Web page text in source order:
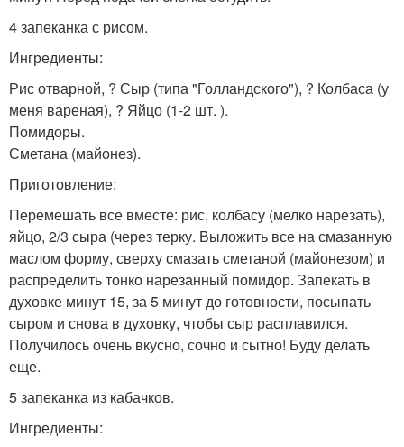
4 запеканка с рисом.
Ингредиенты:
Рис отварной, ? Сыр (типа "Голландского"), ? Колбаса (у
меня вареная), ? Яйцо (1-2 шт. ).
Помидоры.
Сметана (майонез).
Приготовление:
Перемешать все вместе: рис, колбасу (мелко нарезать),
яйцо, 2/3 сыра (через терку. Выложить все на смазанную
маслом форму, сверху смазать сметаной (майонезом) и
распределить тонко нарезанный помидор. Запекать в
духовке минут 15, за 5 минут до готовности, посыпать
сыром и снова в духовку, чтобы сыр расплавился.
Получилось очень вкусно, сочно и сытно! Буду делать
еще.
5 запеканка из кабачков.
Ингредиенты: